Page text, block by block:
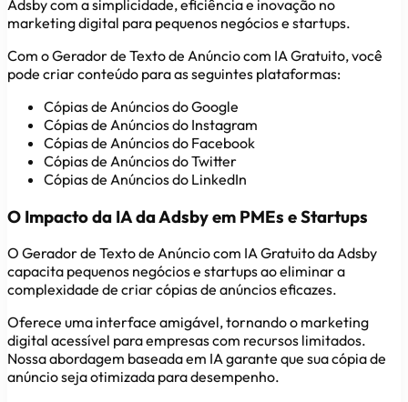
Adsby com a simplicidade, eficiência e inovação no
marketing digital para pequenos negócios e startups.
Com o Gerador de Texto de Anúncio com IA Gratuito, você
pode criar conteúdo para as seguintes plataformas:
Cópias de Anúncios do Google
Cópias de Anúncios do Instagram
Cópias de Anúncios do Facebook
Cópias de Anúncios do Twitter
Cópias de Anúncios do LinkedIn
O Impacto da IA da Adsby em PMEs e Startups
O Gerador de Texto de Anúncio com IA Gratuito da Adsby
capacita pequenos negócios e startups ao eliminar a
complexidade de criar cópias de anúncios eficazes.
Oferece uma interface amigável, tornando o marketing
digital acessível para empresas com recursos limitados.
Nossa abordagem baseada em IA garante que sua cópia de
anúncio seja otimizada para desempenho.